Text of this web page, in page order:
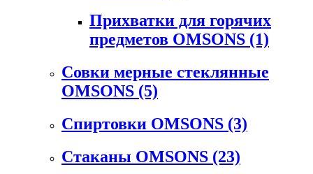
Прихватки для горячих
предметов OMSONS (1)
Совки мерные стеклянные
OMSONS (5)
Спиртовки OMSONS (3)
Стаканы OMSONS (23)